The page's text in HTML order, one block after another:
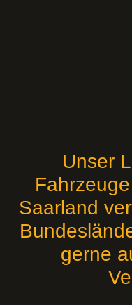
Unser
Saarland
gerne